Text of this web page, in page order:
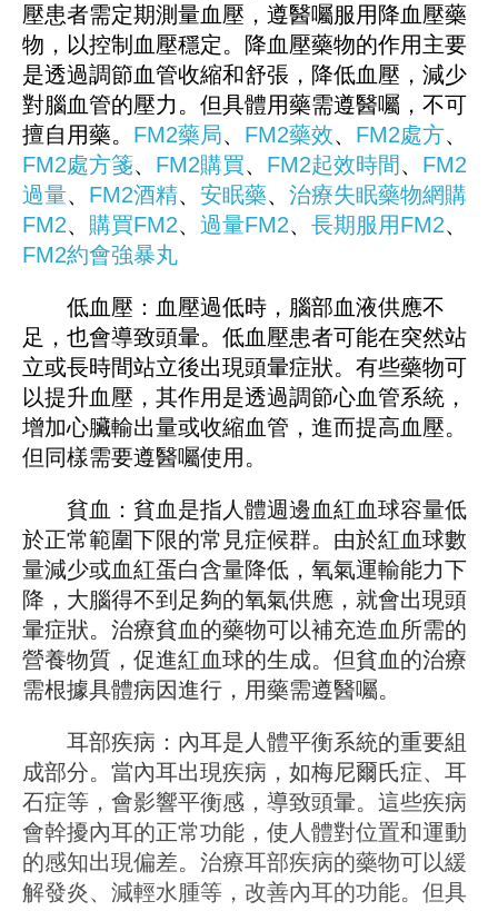
壓患者需定期測量血壓，遵醫囑服用降血壓藥
物，以控制血壓穩定。降血壓藥物的作用主要
是透過調節血管收縮和舒張，降低血壓，減少
對腦血管的壓力。但具體用藥需遵醫囑，不可
擅自用藥。 FM2藥局、 FM2藥效、 FM2處方、
FM2處方箋、 FM2購買、 FM2起效時間、 FM2
過量、 FM2酒精、 安眠藥、 治療失眠藥物網購
FM2、 購買FM2、 過量FM2、 長期服用FM2、
FM2約會強暴丸
低血壓：血壓過低時，腦部血液供應不
足，也會導致頭暈。低血壓患者可能在突然站
立或長時間站立後出現頭暈症狀。有些藥物可
以提升血壓，其作用是透過調節心血管系統，
增加心臟輸出量或收縮血管，進而提高血壓。
但同樣需要遵醫囑使用。
貧血：貧血是指人體​​週邊血紅血球容量低
於正常範圍下限的常見症候群。由於紅血球數
量減少或血紅蛋白含量降低，氧氣運輸能力下
降，大腦得不到足夠的氧氣供應，就會出現頭
暈症狀。治療貧血的藥物可以補充造血所需的
營養物質，促進紅血球的生成。但貧血的治療
需根據具體病因進行，用藥需遵醫囑。
耳部疾病：內耳是人體平衡系統的重要組
成部分。當內耳出現疾病，如梅尼爾氏症、耳
石症等，會影響平衡感，導致頭暈。這些疾病
會幹擾內耳的正常功能，使人體對位置和運動
的感知出現偏差。治療耳部疾病的藥物可以緩
解發炎、減輕水腫等，改善內耳的功能。但具